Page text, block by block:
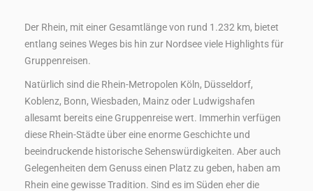
Der Rhein, mit einer Gesamtlänge von rund 1.232 km, bietet
entlang seines Weges bis hin zur Nordsee viele Highlights für
Gruppenreisen.
Natürlich sind die Rhein-Metropolen Köln, Düsseldorf,
Koblenz, Bonn, Wiesbaden, Mainz oder Ludwigshafen
allesamt bereits eine Gruppenreise wert. Immerhin verfügen
diese Rhein-Städte über eine enorme Geschichte und
beeindruckende historische Sehenswürdigkeiten. Aber auch
Gelegenheiten dem Genuss einen Platz zu geben, haben am
Rhein eine gewisse Tradition. Sind es im Süden eher die